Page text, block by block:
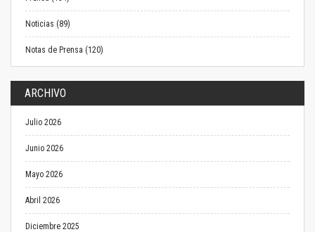
Noticias (89)
Notas de Prensa (120)
ARCHIVO
Julio 2026
Junio 2026
Mayo 2026
Abril 2026
Diciembre 2025